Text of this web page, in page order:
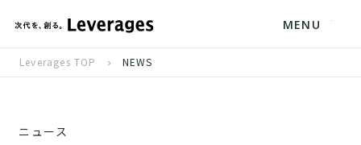
MENU
Leverages TOP NEWS
ニュース